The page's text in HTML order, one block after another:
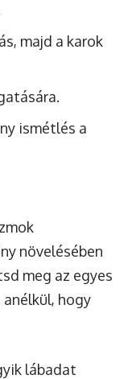
majd a karok
ismétlés a
növelésében
meg az egyes
hogy
lábadat